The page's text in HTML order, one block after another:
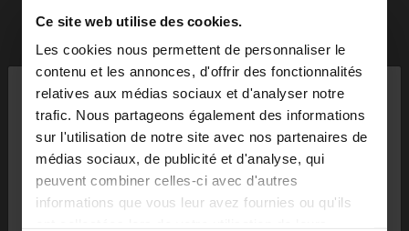
Ce site web utilise des cookies.
Les cookies nous permettent de personnaliser le
contenu et les annonces, d'offrir des fonctionnalités
relatives aux médias sociaux et d'analyser notre
trafic. Nous partageons également des informations
sur l'utilisation de notre site avec nos partenaires de
médias sociaux, de publicité et d'analyse, qui
peuvent combiner celles-ci avec d'autres
informations que vous leur avez fournies ou qu'ils
bonjour ×
Vous accédez au site depuis Luxembourg. Voulez-
vous parcourir notre site au United States?